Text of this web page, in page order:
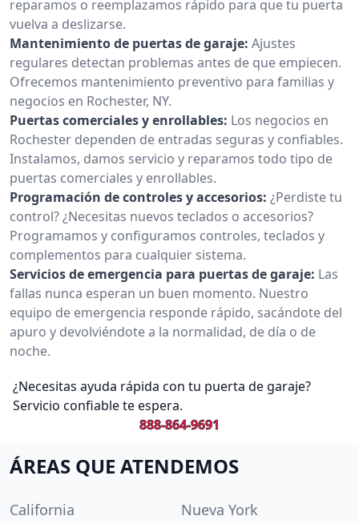
reparamos o reemplazamos rápido para que tu puerta
vuelva a deslizarse.
Mantenimiento de puertas de garaje: Ajustes
regulares detectan problemas antes de que empiecen.
Ofrecemos mantenimiento preventivo para familias y
negocios en Rochester, NY.
Puertas comerciales y enrollables: Los negocios en
Rochester dependen de entradas seguras y confiables.
Instalamos, damos servicio y reparamos todo tipo de
puertas comerciales y enrollables.
Programación de controles y accesorios: ¿Perdiste tu
control? ¿Necesitas nuevos teclados o accesorios?
Programamos y configuramos controles, teclados y
complementos para cualquier sistema.
Servicios de emergencia para puertas de garaje: Las
fallas nunca esperan un buen momento. Nuestro
equipo de emergencia responde rápido, sacándote del
apuro y devolviéndote a la normalidad, de día o de
noche.
¿Necesitas ayuda rápida con tu puerta de garaje?
Servicio confiable te espera.
888-864-9691
ÁREAS QUE ATENDEMOS
California
Nueva York